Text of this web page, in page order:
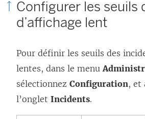
Configurer les seuils
d’affichage lent
Pour définir les seuils des
lentes, dans le menu
sélectionnez Configuration, et
l’onglet Incidents.